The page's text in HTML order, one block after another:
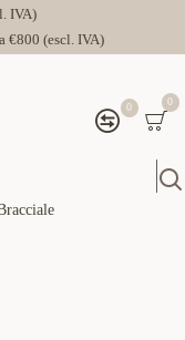
IVA)
€800 (escl. IVA)
0 0